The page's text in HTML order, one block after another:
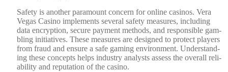
Safe­ty is anoth­er para­mount con­cern for online casi­nos. Vera
Vegas Casi­no imple­ments sev­er­al safe­ty mea­sures, includ­ing
data encryp­tion, secure pay­ment meth­ods, and respon­si­ble gam­
bling ini­tia­tives. These mea­sures are designed to pro­tect play­ers
from fraud and ensure a safe gam­ing envi­ron­ment. Under­stand­
ing these con­cepts helps indus­try ana­lysts assess the over­all reli­
a­bil­i­ty and rep­u­ta­tion of the casi­no.